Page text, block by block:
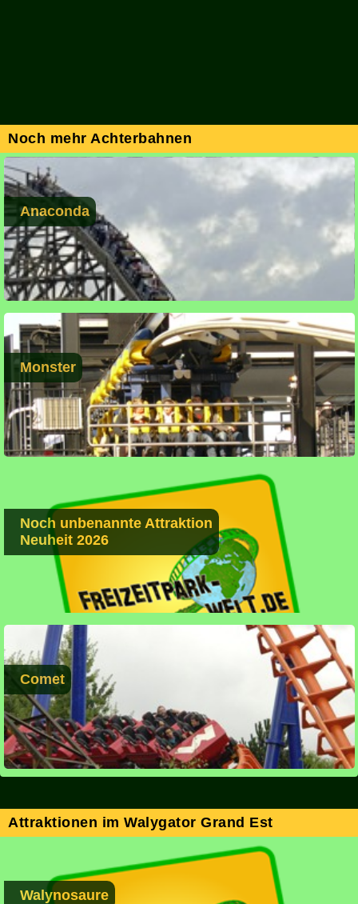
Noch mehr Achterbahnen
Anaconda
Monster
Noch unbenannte Attraktion
Neuheit 2026
Comet
Attraktionen im Walygator Grand Est
Walynosaure